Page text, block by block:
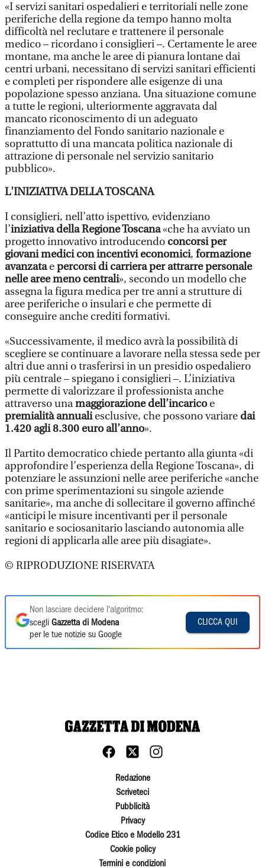
«I servizi sanitari ospedalieri e territoriali nelle zone
periferiche della regione da tempo hanno molta
difficoltà nel reclutare e trattenere il personale
medico – ricordano i consiglieri –. Certamente le aree
montane, ma anche le aree di pianura lontane dai
centri urbani, necessitano di servizi sanitari efficienti
e completi per rispondere alle esigenze di una
popolazione spesso anziana. Una situazione comune
a tutte le regioni, ulteriormente aggravata dal
mancato riconoscimento di un adeguato
finanziamento del Fondo sanitario nazionale e
soprattutto di una mancata politica nazionale di
attrazione di personale nel servizio sanitario
pubblico».
L'INIZIATIVA DELLA TOSCANA
I consiglieri, nell’atto ispettivo, evidenziano
l’iniziativa della Regione Toscana«che ha avviato un
progetto innovativo introducendo concorsi per
giovani medici con incentivi economici, formazione
avanzataepercorsi di carriera per attrarre personale
nelle aree meno centrali», secondo un modello che
assegna la figura medica per tre anni a strutture di
aree periferiche o insulari e che permette di
conseguire anche crediti formativi.
«Successivamente, il medico avrà la possibilità di
scegliere se continuare a lavorare nella stessa sede per
altri due anni o trasferirsi in un presidio ospedaliero
più centrale – spiegano i consiglieri –. L’iniziativa
permette di valorizzare il professionista anche
attraverso unamaggiorazione dell’incaricoe
premialità annualiesclusive, che possono variare dai
1.420 agli 8.300 euro all’anno».
Il Partito democratico chiede pertanto alla giunta «di
approfondire l’esperienza della Regione Toscana», di
potenziare le assunzioni nelle aree periferiche «anche
con prime sperimentazioni su singole aziende
sanitarie», ma anche di sollecitare il governo affinché
«anticipi le misure incentivanti per il personale
sanitario e sociosanitario lasciando autonomia alle
regioni di applicarla alle aree più disagiate».
© RIPRODUZIONE RISERVATA
Non lasciare decidere l'algoritmo:
scegli Gazzetta di Modena
per le tue notizie su Google
CLICCA QUI
Redazione
Scriveteci
Pubblicità
Privacy
Codice Etico e Modello 231
Cookie policy
Termini e condizioni